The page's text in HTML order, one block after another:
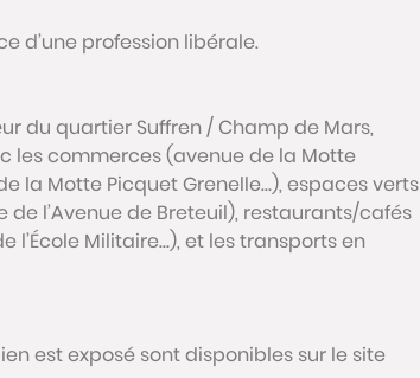
d’une profession libérale.
du quartier Suffren / Champ de Mars,
les commerces (avenue de la Motte
la Motte Picquet Grenelle…), espaces verts
l’Avenue de Breteuil), restaurants/cafés
l’École Militaire…), et les transports en
est exposé sont disponibles sur le site